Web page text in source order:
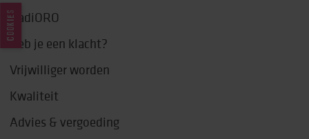
RadiORO
Heb je een klacht?
Vrijwilliger worden
Kwaliteit
Advies & vergoeding
COOKIES